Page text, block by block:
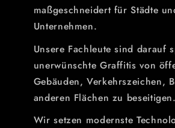
maßgeschneidert für Städte
Unternehmen.
Unsere Fachleute sind darauf
unerwünschte Graffitis von
Gebäuden, Verkehrszeichen,
anderen Flächen zu beseitigen.
Wir setzen modernste